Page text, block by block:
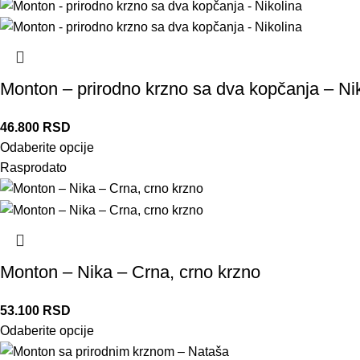
Monton – prirodno krzno sa dva kopčanja –
46.800 RSD
Odaberite opcije
Rasprodato
Monton – Nika – Crna, crno krzno
53.100 RSD
Odaberite opcije